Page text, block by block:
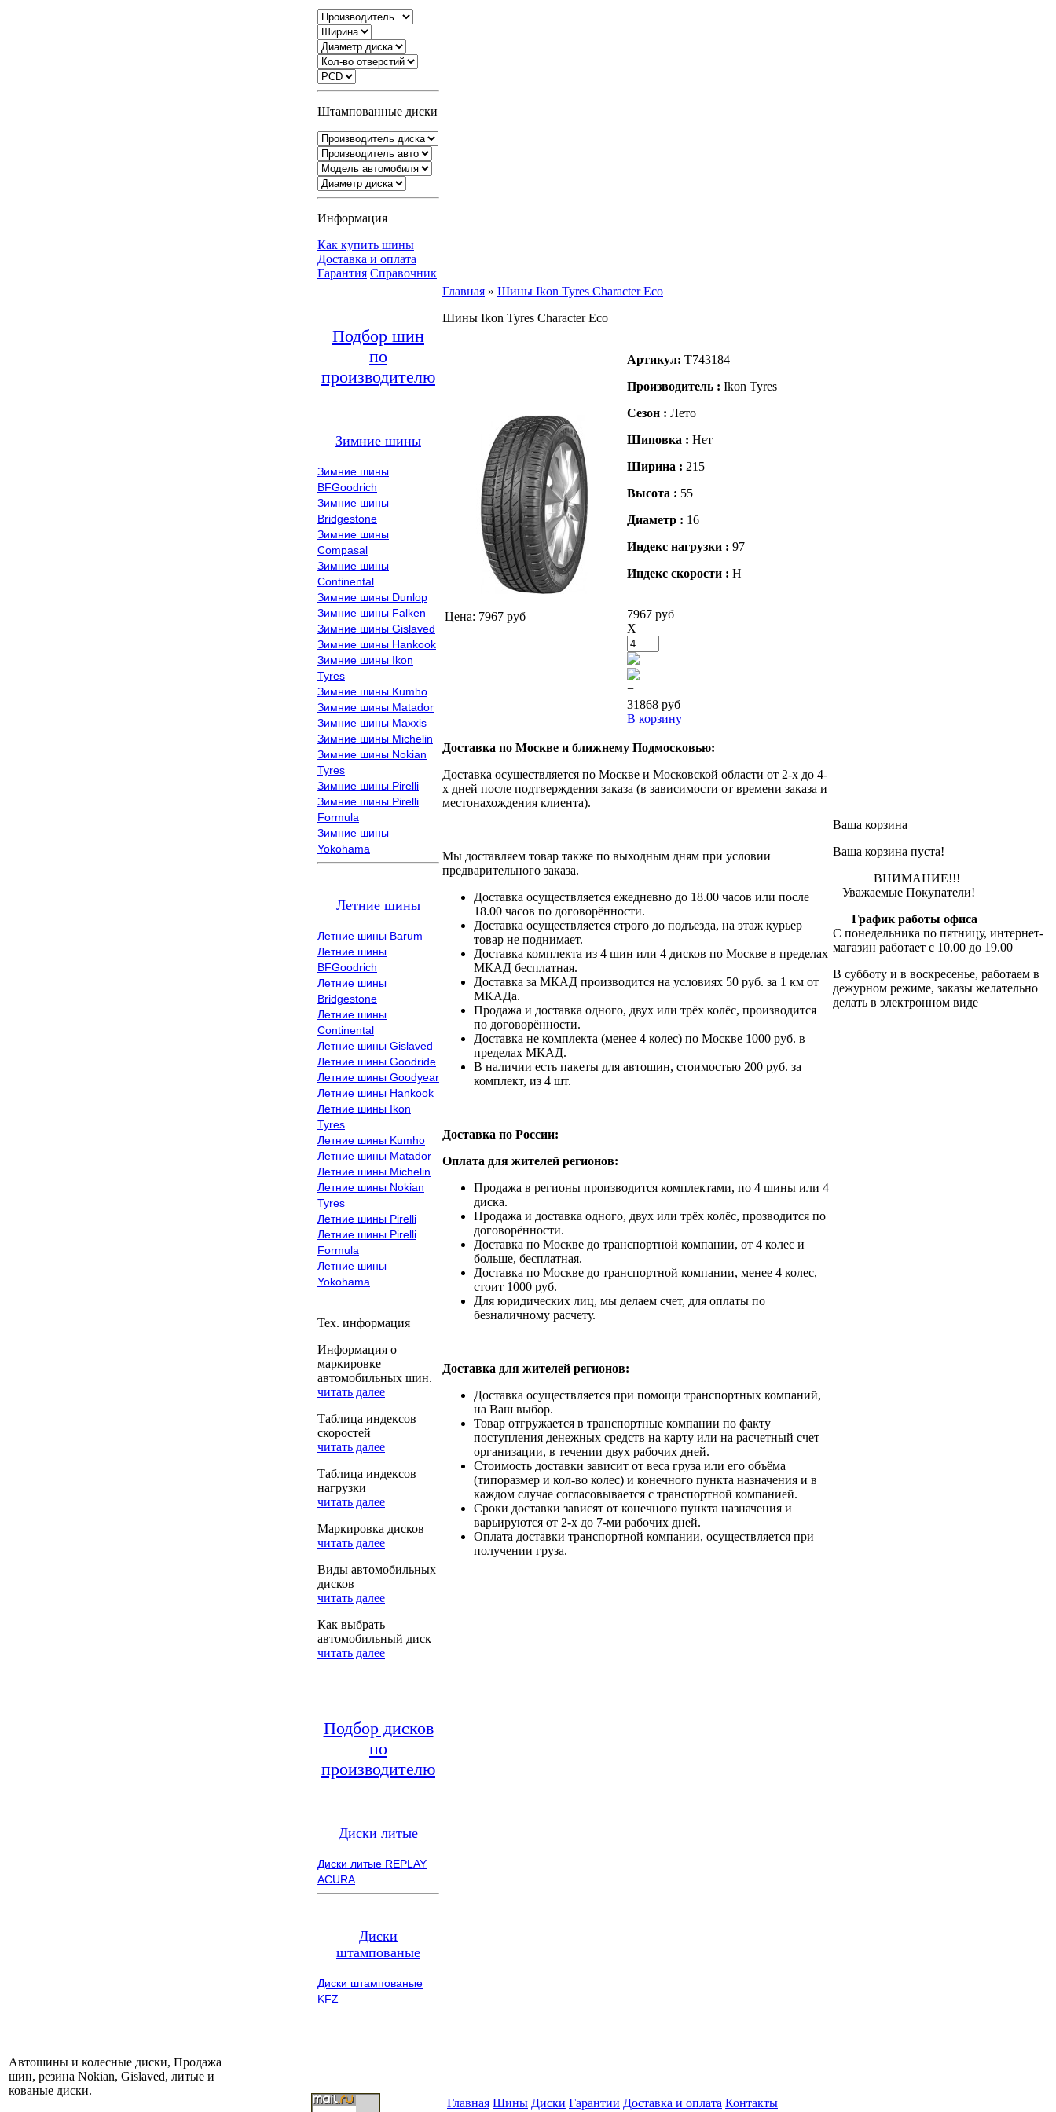
Штампованные диски
Информация
Как купить шины
Доставка и оплата
Гарантия Справочник
Подбор шин
по
производителю
Зимние шины
Зимние шины
BFGoodrich
Зимние шины
Bridgestone
Зимние шины
Compasal
Зимние шины
Continental
Зимние шины Dunlop
Зимние шины Falken
Зимние шины Gislaved
Зимние шины Hankook
Зимние шины Ikon
Tyres
Зимние шины Kumho
Зимние шины Matador
Зимние шины Maxxis
Зимние шины Michelin
Зимние шины Nokian
Tyres
Зимние шины Pirelli
Зимние шины Pirelli
Formula
Зимние шины
Yokohama
Летние шины
Летние шины Barum
Летние шины
BFGoodrich
Летние шины
Bridgestone
Летние шины
Continental
Летние шины Gislaved
Летние шины Goodride
Летние шины Goodyear
Летние шины Hankook
Летние шины Ikon
Tyres
Летние шины Kumho
Летние шины Matador
Летние шины Michelin
Летние шины Nokian
Tyres
Летние шины Pirelli
Летние шины Pirelli
Formula
Летние шины
Yokohama
Тех. информация
Информация о
маркировке
автомобильных шин.
читать далее
Таблица индексов
скоростей
читать далее
Таблица индексов
нагрузки
читать далее
Маркировка дисков
читать далее
Виды автомобильных
дисков
читать далее
Как выбрать
автомобильный диск
читать далее
Подбор дисков
по
производителю
Диски литые
Диски литые REPLAY
ACURA
Диски
штампованые
Диски штампованые
KFZ
Главная » Шины Ikon Tyres Character Eco
Шины Ikon Tyres Character Eco
Цена: 7967 руб
Артикул: T743184
Производитель : Ikon Tyres
Сезон : Лето
Шиповка : Нет
Ширина : 215
Высота : 55
Диаметр : 16
Индекс нагрузки : 97
Индекс скорости : H
7967 руб
X
=
31868 руб
В корзину
Доставка по Москве и ближнему Подмосковью:
Доставка осуществляется по Москве и Московской области от 2-х до 4-
х дней после подтверждения заказа (в зависимости от времени заказа и
местонахождения клиента).
Мы доставляем товар также по выходным дням при условии
предварительного заказа.
Доставка осуществляется ежедневно до 18.00 часов или после
18.00 часов по договорённости.
Доставка осуществляется строго до подъезда, на этаж курьер
товар не поднимает.
Доставка комплекта из 4 шин или 4 дисков по Москве в пределах
МКАД бесплатная.
Доставка за МКАД производится на условиях 50 руб. за 1 км от
МКАДа.
Продажа и доставка одного, двух или трёх колёс, производится
по договорённости.
Доставка не комплекта (менее 4 колес) по Москве 1000 руб. в
пределах МКАД.
В наличии есть пакеты для автошин, стоимостью 200 руб. за
комплект, из 4 шт.
Доставка по России:
Оплата для жителей регионов:
Продажа в регионы производится комплектами, по 4 шины или 4
диска.
Продажа и доставка одного, двух или трёх колёс, прозводится по
договорённости.
Доставка по Москве до транспортной компании, от 4 колес и
больше, бесплатная.
Доставка по Москве до транспортной компании, менее 4 колес,
стоит 1000 руб.
Для юридических лиц, мы делаем счет, для оплаты по
безналичному расчету.
Доставка для жителей регионов:
Доставка осуществляется при помощи транспортных компаний,
на Ваш выбор.
Товар отгружается в транспортные компании по факту
поступления денежных средств на карту или на расчетный счет
организации, в течении двух рабочих дней.
Стоимость доставки зависит от веса груза или его объёма
(типоразмер и кол-во колес) и конечного пункта назначения и в
каждом случае согласовывается с транспортной компанией.
Сроки доставки зависят от конечного пункта назначения и
варьируются от 2-х до 7-ми рабочих дней.
Оплата доставки транспортной компании, осуществляется при
получении груза.
Ваша корзина
Ваша корзина пуста!
ВНИМАНИЕ!!!
Уважаемые Покупатели!
График работы офиса
С понедельника по пятницу, интернет-
магазин работает с 10.00 до 19.00
В субботу и в воскресенье, работаем в
дежурном режиме, заказы желательно
делать в электронном виде
Автошины и колесные диски, Продажа
шин, резина Nokian, Gislaved, литые и
кованые диски.
Главная Шины Диски Гарантии Доставка и оплата Контакты